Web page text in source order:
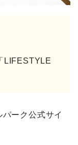
LIFESTYLE
ーク公式サイ